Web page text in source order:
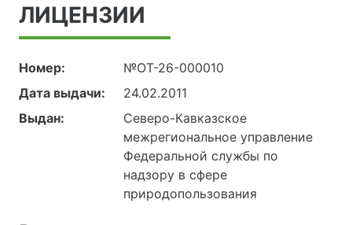
ЛИЦЕНЗИИ
Номер:
№ОТ-26-000010
Дата выдачи:
24.02.2011
Выдан:
Северо-Кавказское
межрегиональное управление
Федеральной службы по
надзору в сфере
природопользования